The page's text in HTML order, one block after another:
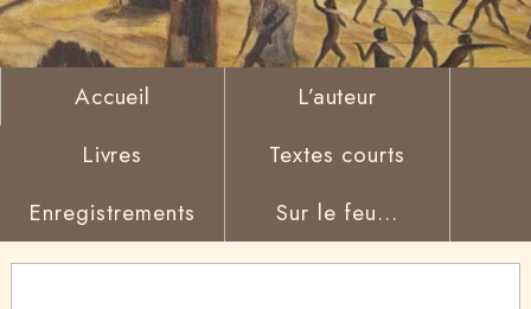
Accueil
L’auteur
Livres
Textes courts
Enregistrements
Sur le feu...